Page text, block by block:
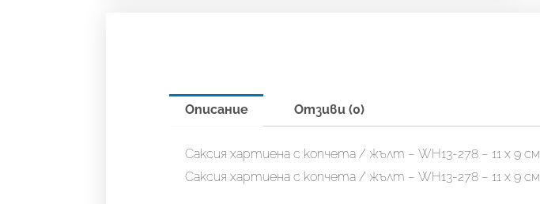
Описание Отзиви (0)
Саксия хартиена с копчета / жълт – WH13-278 – 11 х 9 см
Саксия хартиена с копчета / жълт – WH13-278 – 11 х 9 см